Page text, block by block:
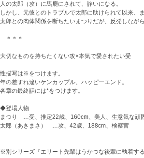
人の太郎（攻）に馬鹿にされて、諍いになる。
しかし、元彼とのトラブルで太郎に助けられて以来、
太郎との肉体関係を断ちたいまつりだが、反発しなが
＊＊＊
大切なものを持ちたくない攻×本気で愛されたい受
性描写は※をつけます。
年の差すれ違いケンカップル、ハッピーエンド。
各章の最終話には*をつけます。
◆登場人物
まつり …受、推定22歳、160cm、美人、生意気な頑
太郎（あきまさ） …攻、42歳、188cm、検察官
※別シリーズ『エリート先輩はうかつな後輩に執着す